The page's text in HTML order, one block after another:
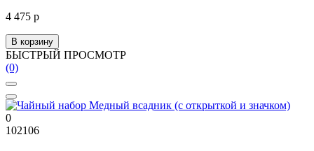
4 475 р
В корзину
БЫСТРЫЙ ПРОСМОТР
(0)
0
102106